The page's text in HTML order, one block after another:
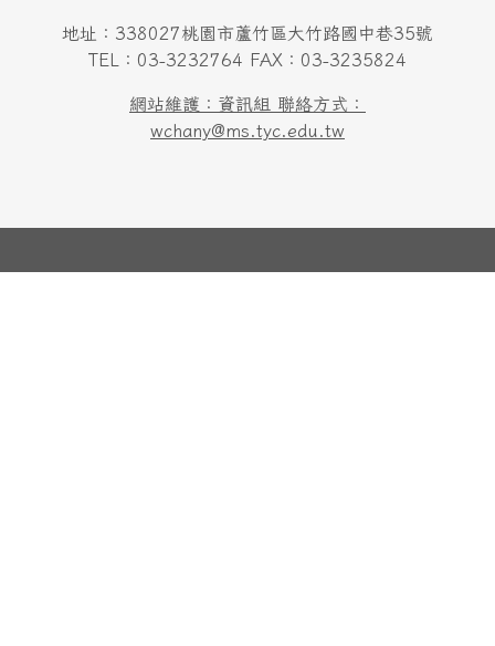
地址：338027桃園市蘆竹區大竹路國中巷35號
TEL：03-3232764 FAX：03-3235824
網站維護：資訊組 聯絡方式：
wchany@ms.tyc.edu.tw